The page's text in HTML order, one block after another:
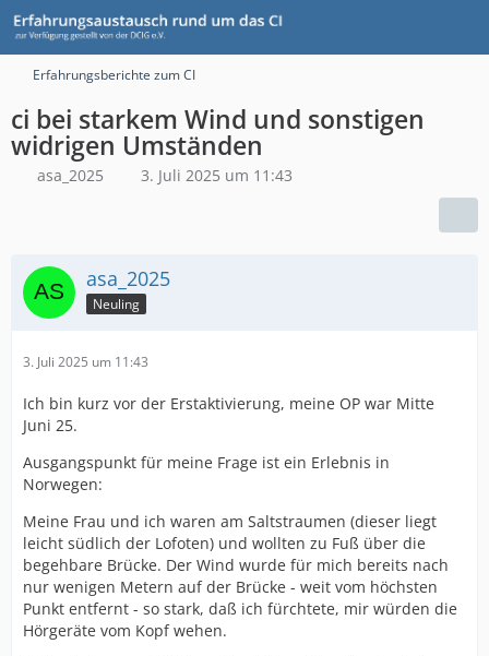
Erfahrungsberichte zum CI
ci bei starkem Wind und sonstigen
widrigen Umständen
asa_2025 3. Juli 2025 um 11:43
asa_2025
Neuling
3. Juli 2025 um 11:43
Ich bin kurz vor der Erstaktivierung, meine OP war Mitte
Juni 25.
Ausgangspunkt für meine Frage ist ein Erlebnis in
Norwegen:
Meine Frau und ich waren am Saltstraumen (dieser liegt
leicht südlich der Lofoten) und wollten zu Fuß über die
begehbare Brücke. Der Wind wurde für mich bereits nach
nur wenigen Metern auf der Brücke - weit vom höchsten
Punkt entfernt - so stark, daß ich fürchtete, mir würden die
Hörgeräte vom Kopf wehen.